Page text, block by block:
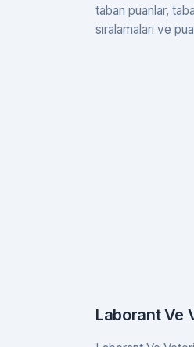
taban puanlar,
sıralamaları ve
Laborant Ve